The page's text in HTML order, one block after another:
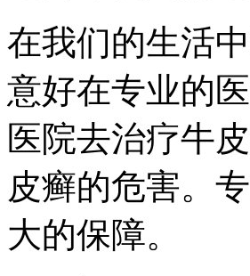
在我们的生活
意好在专业的
医院去治疗牛
皮癣的危害。
大的保障。